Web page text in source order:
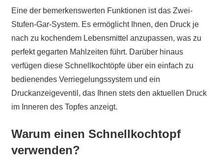
Eine der bemerkenswerten Funktionen ist das Zwei-
Stufen-Gar-System. Es ermöglicht Ihnen, den Druck je
nach zu kochendem Lebensmittel anzupassen, was zu
perfekt gegarten Mahlzeiten führt. Darüber hinaus
verfügen diese Schnellkochtöpfe über ein einfach zu
bedienendes Verriegelungssystem und ein
Druckanzeigeventil, das Ihnen stets den aktuellen Druck
im Inneren des Topfes anzeigt.
Warum einen Schnellkochtopf
verwenden?